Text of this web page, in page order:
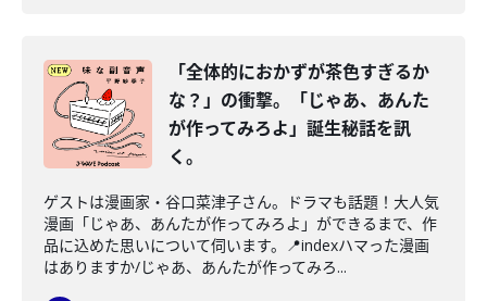
「全体的におかずが茶色すぎるか
な？」の衝撃。「じゃあ、あんた
が作ってみろよ」誕生秘話を訊
く。
ゲストは漫画家・谷口菜津子さん。ドラマも話題！大人気
漫画「じゃあ、あんたが作ってみろよ」ができるまで、作
品に込めた思いについて伺います。📍indexハマった漫画
はありますか/じゃあ、あんたが作ってみろ...